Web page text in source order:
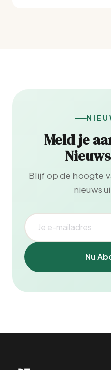
Meld je
Blijf op de hoogte
nieuws
Nu